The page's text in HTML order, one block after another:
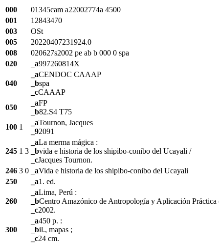
000
01345cam a22002774a 4500
001
12843470
003
OSt
005
20220407231924.0
008
020627s2002 pe ab b 000 0 spa
020
_a997260814X
040
_aCENDOC CAAAP
_bspa
_cCAAAP
050
_aFP
_b82.S4 T75
100 1
_aTournon, Jacques
_92091
245 1 3
_aLa merma mágica :
_bvida e historia de los shipibo-conibo del Ucayali /
_cJacques Tournon.
246 3 0 _aVida e historia de los shipibo-conibo del Ucayali
250
_a1. ed.
260
_aLima, Perú :
_bCentro Amazónico de Antropología y Aplicación
_c2002.
300
_a450 p. :
_bil., mapas ;
_c24 cm.